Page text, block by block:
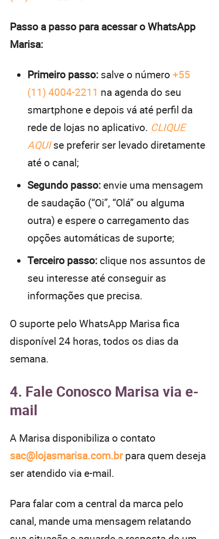
Passo a passo para acessar o WhatsApp
Marisa:
Primeiro passo: salve o número +55
(11) 4004-2211 na agenda do seu
smartphone e depois vá até perfil da
rede de lojas no aplicativo. CLIQUE
AQUIse preferir ser levado diretamente
até o canal;
Segundo passo: envie uma mensagem
de saudação (“Oi”, “Olá” ou alguma
outra) e espere o carregamento das
opções automáticas de suporte;
Terceiro passo: clique nos assuntos de
seu interesse até conseguir as
informações que precisa.
O suporte pelo WhatsApp Marisa fica
disponível 24 horas, todos os dias da
semana.
4. Fale Conosco Marisa via e-
mail
A Marisa disponibiliza o contato
sac@lojasmarisa.com.brpara quem deseja
ser atendido via e-mail.
Para falar com a central da marca pelo
canal, mande uma mensagem relatando